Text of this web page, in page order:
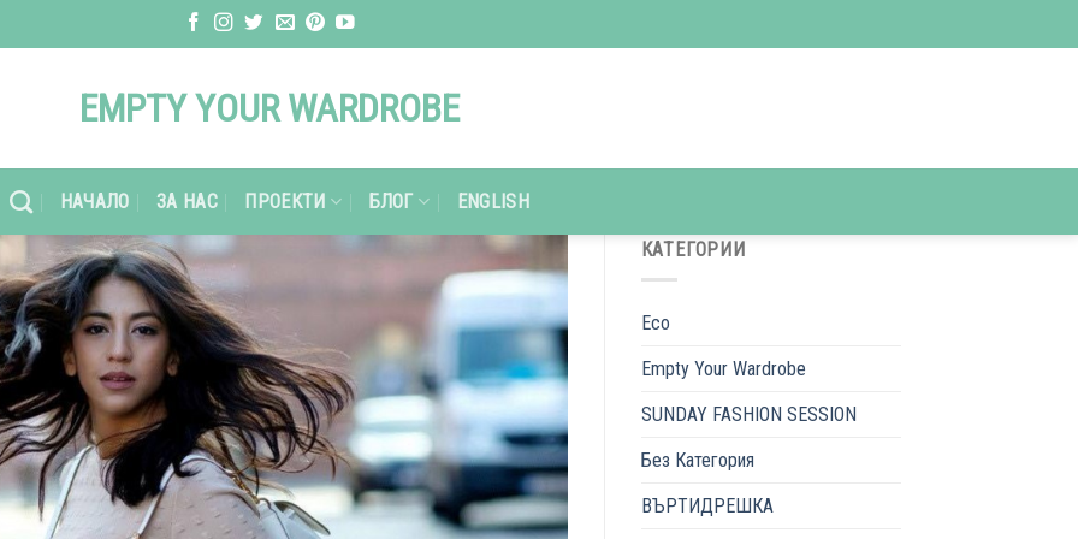
EMPTY YOUR WARDROBE
НАЧАЛО ЗА НАС ПРОЕКТИ БЛОГ ENGLISH
КАТЕГОРИИ
Eco
Empty Your Wardrobe
SUNDAY FASHION SESSION
Без Категория
ВЪРТИДРЕШКА